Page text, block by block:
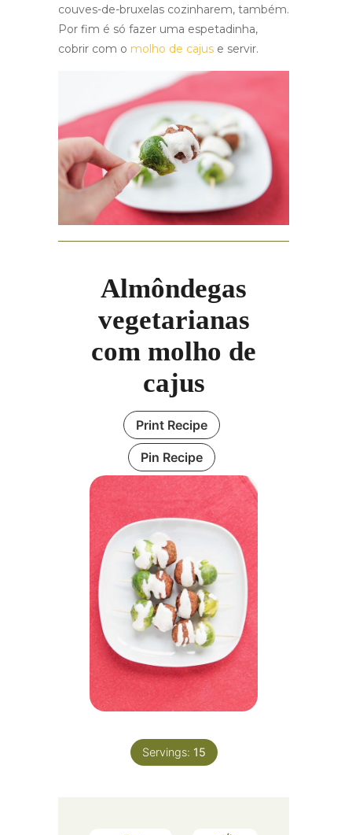
couves-de-bruxelas cozinharem, também.
Por fim é só fazer uma espetadinha,
cobrir com o molho de cajus e servir.
Almôndegas
vegetarianas
com molho de
cajus
Print Recipe
Pin Recipe
Servings: 15